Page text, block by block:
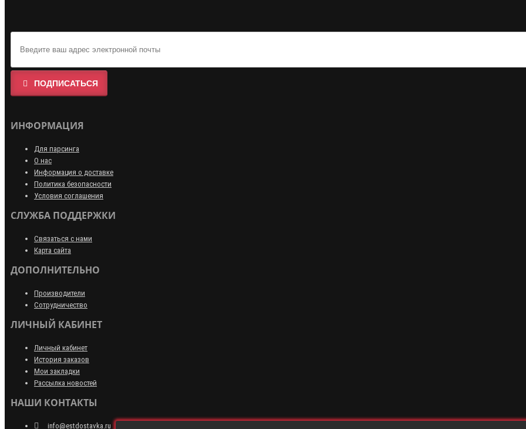
ПОДПИСАТЬСЯ
ИНФОРМАЦИЯ
Для парсинга
О нас
Информация о доставке
Политика безопасности
Условия соглашения
СЛУЖБА ПОДДЕРЖКИ
Связаться с нами
Карта сайта
ДОПОЛНИТЕЛЬНО
Производители
Сотрудничество
ЛИЧНЫЙ КАБИНЕТ
Личный кабинет
История заказов
Мои закладки
Рассылка новостей
НАШИ КОНТАКТЫ
info@estdostavka.ru